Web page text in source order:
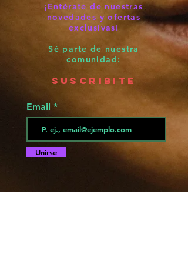
¡Entérate de nuestras
novedades y ofertas
exclusivas!
Sé parte de nuestra
comunidad:
SUSCRIBITE
Email
Unirse